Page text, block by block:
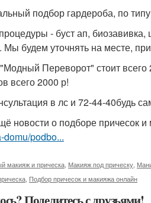
подбор гардероба, по
- буст ап,
Мы будем уточнять на месте,
Переворот" стоит всего
всего 2000 р!
в лс и 72-44-40будь
новости о подборе причесок
domu/podbo...
макияж и прическа Макияж под прическу
Подбор причесок и макияжа онлайн